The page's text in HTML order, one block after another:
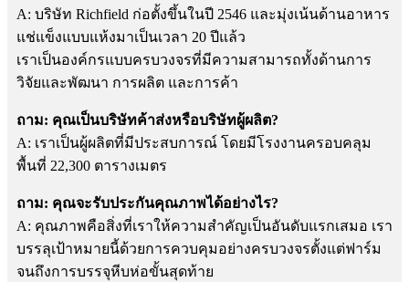
A: บริษัท Richfield ก่อตั้งขึ้นในปี 2546 และมุ่งเน้นด้านอาหาร
แช่แข็งแบบแห้งมาเป็นเวลา 20 ปีแล้ว
เราเป็นองค์กรแบบครบวงจรที่มีความสามารถทั้งด้านการ
วิจัยและพัฒนา การผลิต และการค้า
ถาม: คุณเป็นบริษัทค้าส่งหรือบริษัทผู้ผลิต?
A: เราเป็นผู้ผลิตที่มีประสบการณ์ โดยมีโรงงานครอบคลุม
พื้นที่ 22,300 ตารางเมตร
ถาม: คุณจะรับประกันคุณภาพได้อย่างไร?
A: คุณภาพคือสิ่งที่เราให้ความสำคัญเป็นอันดับแรกเสมอ เรา
บรรลุเป้าหมายนี้ด้วยการควบคุมอย่างครบวงจรตั้งแต่ฟาร์ม
จนถึงการบรรจุหีบห่อขั้นสุดท้าย